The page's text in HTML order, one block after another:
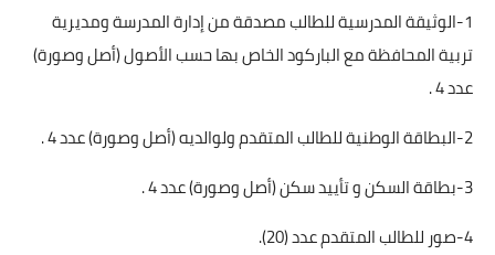
1-الوثيقة المدرسية للطالب مصدقة من إدارة المدرسة ومديرية
تربية المحافظة مع الباركود الخاص بها حسب الأصول (أصل وصورة)
عدد 4 .
2-البطاقة الوطنية للطالب المتقدم ولوالديه (أصل وصورة) عدد 4 .
3-بطاقة السكن و تأييد سكن (أصل وصورة) عدد 4 .
4-صور للطالب المتقدم عدد (20).